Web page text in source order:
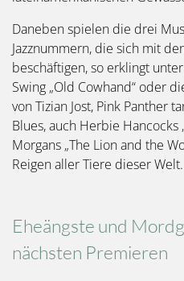
Daneben spielen die drei
Jazznummern, die sich mit
beschäftigen, so erklingt
Swing „Old Cowhand“ oder
von Tizian Jost, Pink Panther
Blues, auch Herbie Hancocks
Morgans „The Lion and the
Reigen aller Tiere dieser Welt.
Eheängste und
nächsten Premieren